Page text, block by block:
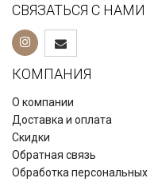
СВЯЗАТЬСЯ С НАМИ
КОМПАНИЯ
О компании
Доставка и оплата
Скидки
Обратная связь
Обработка персональных